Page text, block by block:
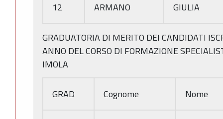
12 ARMANO GIULIA
GRADUATORIA DI MERITO DEI CANDIDATI
ANNO DEL CORSO DI FORMAZIONE
IMOLA
GRAD Cognome Nome